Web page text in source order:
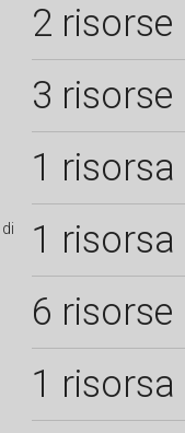
2 risorse
3 risorse
1 risorsa
di 1 risorsa
6 risorse
1 risorsa